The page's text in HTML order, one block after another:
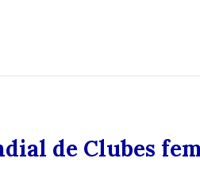
de Clubes